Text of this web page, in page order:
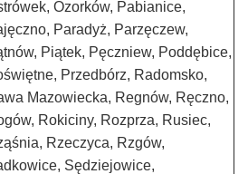
Ozorków, Pabianice,
Paradyż, Parzęczew,
Piątek, Pęczniew, Poddębice,
Przedbórz, Radomsko,
Mazowiecka, Regnów, Ręczno,
Rokiciny, Rozprza, Rusiec,
Rzeczyca, Rzgów,
Sędziejowice,